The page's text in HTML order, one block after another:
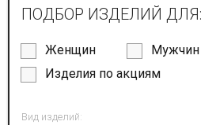
ПОДБОР ИЗДЕЛИЙ ДЛЯ:
Женщин Мужчин
Изделия по акциям
Вид изделий: